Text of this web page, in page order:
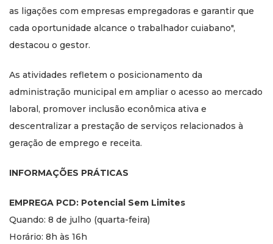
as ligações com empresas empregadoras e garantir que
cada oportunidade alcance o trabalhador cuiabano",
destacou o gestor.
As atividades refletem o posicionamento da
administração municipal em ampliar o acesso ao mercado
laboral, promover inclusão econômica ativa e
descentralizar a prestação de serviços relacionados à
geração de emprego e receita.
INFORMAÇÕES PRÁTICAS
EMPREGA PCD: Potencial Sem Limites
Quando: 8 de julho (quarta-feira)
Horário: 8h às 16h